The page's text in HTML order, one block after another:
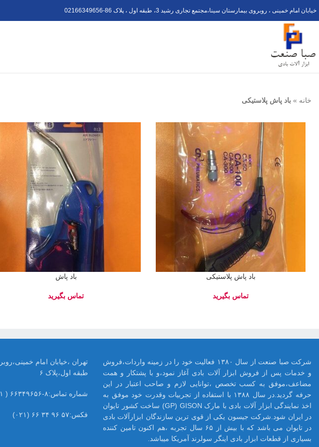
خیابان امام خمینی ، روبروی بیمارستان سینا،مجتمع تجاری رشید 3، طبقه اول ، پلاک 6 02166349656-8
خانه » باد پاش پلاستیکی
باد پاش پلاستیکی باد پاش
طبقه اول،پلاک ۶
شماره تماس:۸-۶۶۳۴۹۶۵۶ ( ۰۲۱)
فکس:۵۷ ۹۶ ۳۴ ۶۶ (۰۲۱)
شرکت صبا صنعت از سال ۱۳۸۰ فعالیت خود را در زمینه واردات،فروش
و خدمات پس از فروش ابزار آلات بادی آغاز نمود،و با پشتکار و همت
مضاعف،موفق به کسب تخصص ،توانایی لازم و صاحب اعتبار در این
حرفه گردید.در سال ۱۳۸۸ با استفاده از تجربیات وقدرت خود موفق به
اخذ نمایندگی ابزار آلات بادی با مارک GP) GISON) ساخت کشور تایوان
در ایران شود.شرکت جیسون یکی از قوی ترین سازندگان ابزارآلات بادی
در تایوان می باشد که با بیش از ۶۵ سال تجربه ،هم اکنون تامین کننده
بسیاری از قطعات ابزار بادی اینگر سولرند آمریکا میباشد.